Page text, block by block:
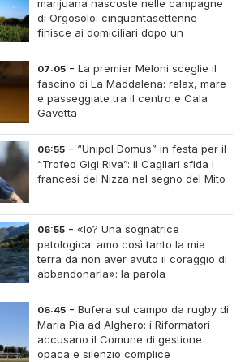
marijuana nascoste nelle campagne
di Orgosolo: cinquantasettenne
finisce ai domiciliari dopo un
07:05 -La premier Meloni sceglie il
fascino di La Maddalena: relax, mare
e passeggiate tra il centro e Cala
Gavetta
06:55 - “Unipol Domus” in festa per il
“Trofeo Gigi Riva”: il Cagliari sfida i
francesi del Nizza nel segno del Mito
06:55 - «Io? Una sognatrice
patologica: amo così tanto la mia
terra da non aver avuto il coraggio di
abbandonarla»: la parola
06:45 -Bufera sul campo da rugby di
Maria Pia ad Alghero: i Riformatori
accusano il Comune di gestione
opaca e silenzio complice